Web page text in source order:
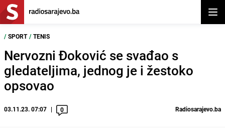
/ SPORT / TENIS
Nervozni Đoković se svađao s
gledateljima, jednog je i žestoko
opsovao
03.11.23. 07:07 0 Radiosarajevo.ba